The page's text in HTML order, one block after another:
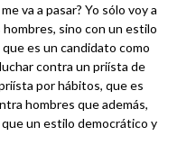
va a pasar? Yo sólo voy a
sino con un estilo
es un candidato como
contra un priísta de
por hábitos, que es
hombres que además,
un estilo democrático y